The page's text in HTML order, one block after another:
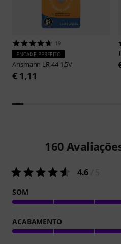
19
ENCAIXE PERFEITO
Ansmann LR 44 1,5V
€ 1,11
160
4.6
SOM
ACABAMENTO